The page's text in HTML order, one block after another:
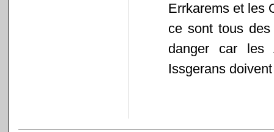
Errkarems et les
ce sont tous
danger car les
Issgerans